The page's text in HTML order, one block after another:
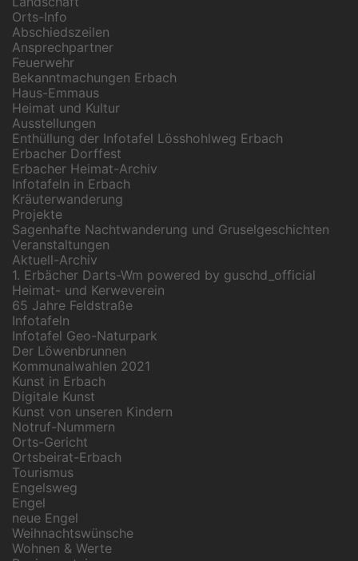
Orts-Info
Abschiedszeilen
Ansprechpartner
Feuerwehr
Bekanntmachungen Erbach
Haus-Emmaus
Heimat und Kultur
Ausstellungen
Enthüllung der Infotafel Lösshohlweg Erbach
Erbacher Dorffest
Erbacher Heimat-Archiv
Infotafeln in Erbach
Kräuterwanderung
Projekte
Sagenhafte Nachtwanderung und Gruselgeschichten
Veranstaltungen
Aktuell-Archiv
1. Erbächer Darts-Wm powered by guschd_official
Heimat- und Kerweverein
65 Jahre Feldstraße
Infotafeln
Infotafel Geo-Naturpark
Der Löwenbrunnen
Kommunalwahlen 2021
Kunst in Erbach
Digitale Kunst
Kunst von unseren Kindern
Notruf-Nummern
Orts-Gericht
Ortsbeirat-Erbach
Tourismus
Engelsweg
Engel
neue Engel
Weihnachtswünsche
Wohnen & Werte